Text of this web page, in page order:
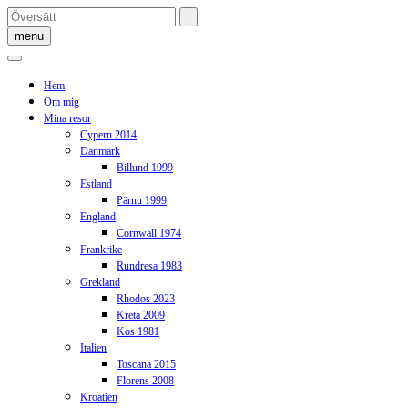
Skip
to
content
menu
Hem
Om mig
Mina resor
Cypern 2014
Danmark
Billund 1999
Estland
Pärnu 1999
England
Cornwall 1974
Frankrike
Rundresa 1983
Grekland
Rhodos 2023
Kreta 2009
Kos 1981
Italien
Toscana 2015
Florens 2008
Kroatien